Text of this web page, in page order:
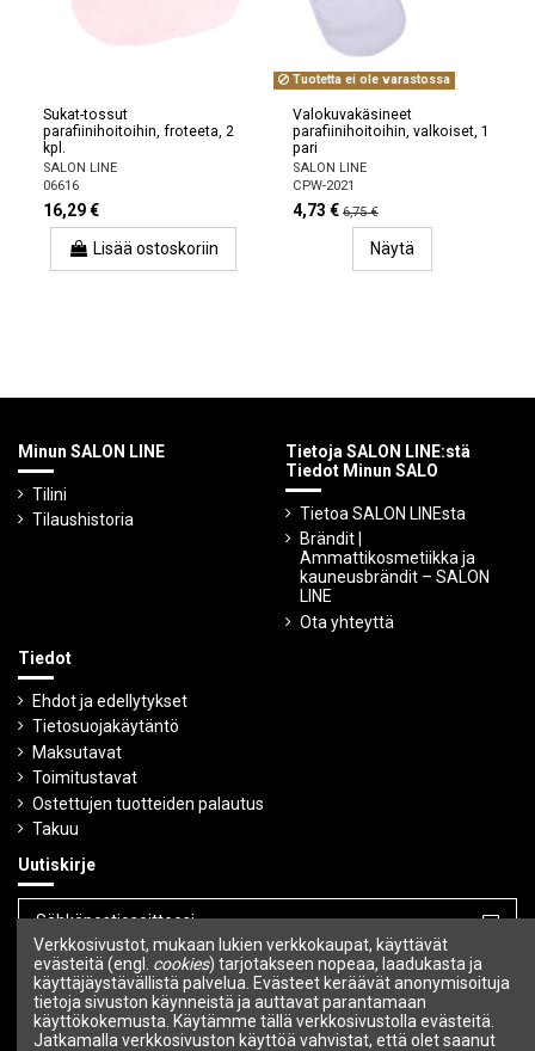
Sukat-tossut
parafiinihoitoihin, froteeta, 2
kpl.
SALON LINE
06616
16,29 €
Lisää ostoskoriin
Tuotetta ei ole varastossa
Valokuvakäsineet
parafiinihoitoihin, valkoiset, 1
pari
SALON LINE
CPW-2021
4,73 € 6,75 €
Näytä
Minun SALON LINE
Tilini
Tilaushistoria
Tietoja SALON LINE:stä
Tiedot Minun SALO
Tietoa SALON LINEsta
Brändit |
Ammattikosmetiikka ja
kauneusbrändit – SALON
LINE
Ota yhteyttä
Tiedot
Ehdot ja edellytykset
Tietosuojakäytäntö
Maksutavat
Toimitustavat
Ostettujen tuotteiden palautus
Takuu
Uutiskirje
Voit peruuttaa tilauksen milloin tahansa.
Seuraa meitä
Verkkosivustot, mukaan lukien verkkokaupat, käyttävät
evästeitä (engl. cookies) tarjotakseen nopeaa, laadukasta ja
käyttäjäystävällistä palvelua. Evästeet keräävät anonymisoituja
tietoja sivuston käynneistä ja auttavat parantamaan
käyttökokemusta. Käytämme tällä verkkosivustolla evästeitä.
Jatkamalla verkkosivuston käyttöä vahvistat, että olet saanut